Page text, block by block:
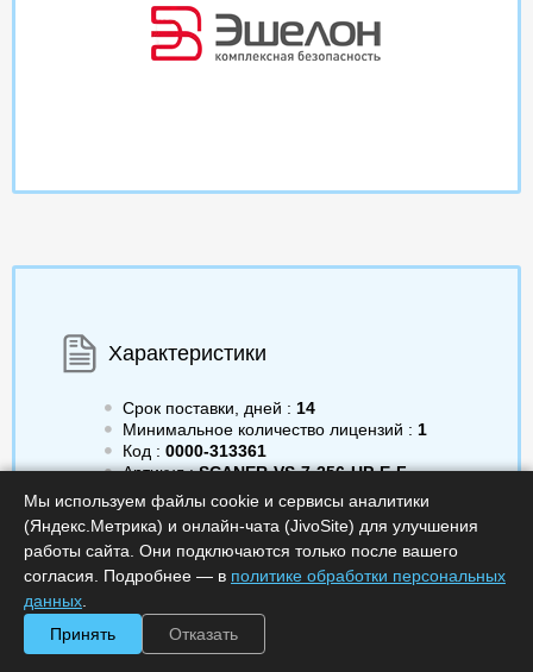
Характеристики
Срок поставки, дней : 14
Минимальное количество лицензий : 1
Код : 0000-313361
Артикул :SCANER-VS-7-256-UP-E-F
Обработка заказа :
276 000.00a
Мы используем файлы cookie и сервисы аналитики
(Яндекс.Метрика) и онлайн-чата (JivoSite) для улучшения
работы сайта. Они подключаются только после вашего
согласия. Подробнее — в политике обработки персональных
данных
Принять
Отказать